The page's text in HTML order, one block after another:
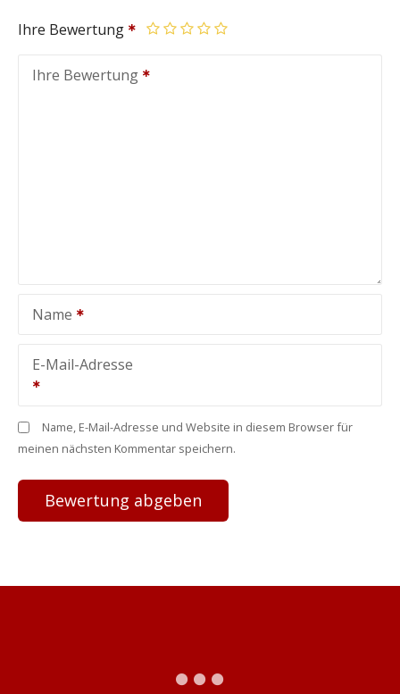
Ihre Bewertung
Ihre Bewertung
Name
E-Mail-Adresse
Name, E-Mail-Adresse und Website in diesem Browser für
meinen nächsten Kommentar speichern.